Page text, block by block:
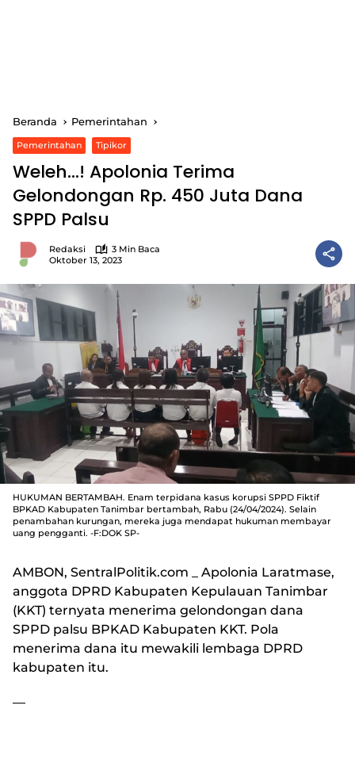
Beranda Pemerintahan
Pemerintahan Tipikor
Weleh…! Apolonia Terima
Gelondongan Rp. 450 Juta Dana
SPPD Palsu
Redaksi
3 Min Baca
Oktober 13, 2023
HUKUMAN BERTAMBAH. Enam terpidana kasus korupsi SPPD Fiktif
BPKAD Kabupaten Tanimbar bertambah, Rabu (24/04/2024). Selain
penambahan kurungan, mereka juga mendapat hukuman membayar
uang pengganti. -F:DOK SP-
AMBON, SentralPolitik.com _ Apolonia Laratmase,
anggota DPRD Kabupaten Kepulauan Tanimbar
(KKT) ternyata menerima gelondongan dana
SPPD palsu BPKAD Kabupaten KKT. Pola
menerima dana itu mewakili lembaga DPRD
kabupaten itu.
—